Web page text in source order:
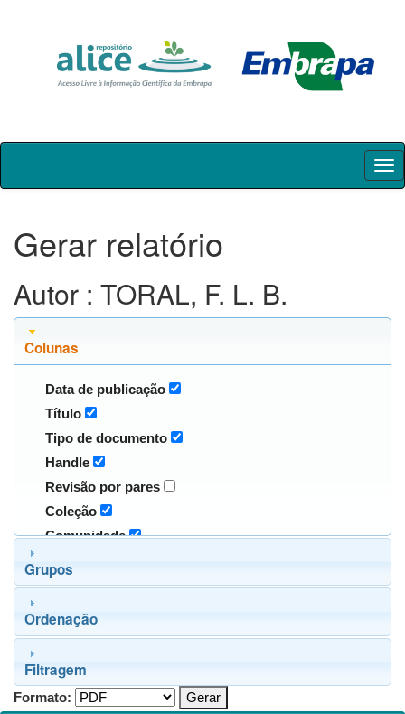
Skip
Gerar relatório
Autor : TORAL, F. L. B.
Colunas
Data de publicação
Título
Tipo de documento
Handle
Revisão por pares
Coleção
Comunidade
Grupos
Ordenação
Filtragem
Formato: